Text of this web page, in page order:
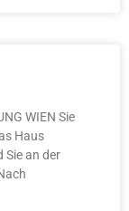
WIEN Sie
Haus
Sie an der